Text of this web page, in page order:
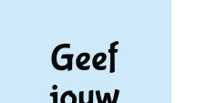
Geef